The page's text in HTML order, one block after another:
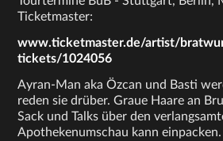
Ticketmaster:
www.ticketmaster.de/artist/
tickets/1024056
Ayran-Man aka Özcan und Basti
reden sie drüber. Graue Haare an
Sack und Talks über den
Apothekenumschau kann